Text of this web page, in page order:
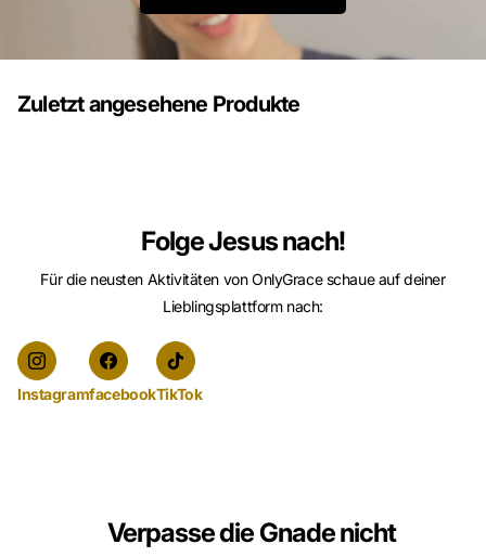
Zuletzt angesehene Produkte
Folge Jesus nach!
Für die neusten Aktivitäten von OnlyGrace schaue auf deiner
Lieblingsplattform nach:
InstagramfacebookTikTok
Verpasse die Gnade nicht